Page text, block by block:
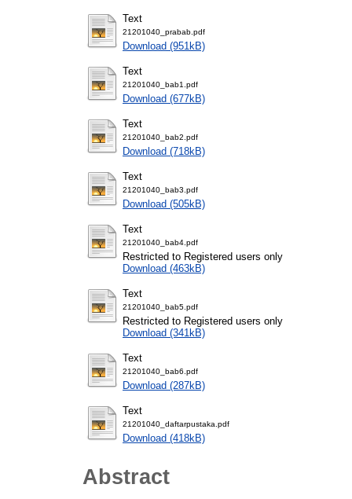
Text
21201040_prabab.pdf
Download (951kB)
Text
21201040_bab1.pdf
Download (677kB)
Text
21201040_bab2.pdf
Download (718kB)
Text
21201040_bab3.pdf
Download (505kB)
Text
21201040_bab4.pdf
Restricted to Registered users only
Download (463kB)
Text
21201040_bab5.pdf
Restricted to Registered users only
Download (341kB)
Text
21201040_bab6.pdf
Download (287kB)
Text
21201040_daftarpustaka.pdf
Download (418kB)
Abstract